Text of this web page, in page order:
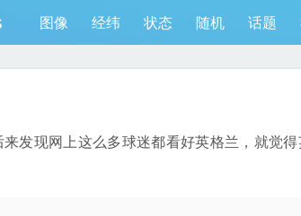
图像 经纬 状态 随机 话题
发现网上这么多球迷都看好英格兰，就觉得